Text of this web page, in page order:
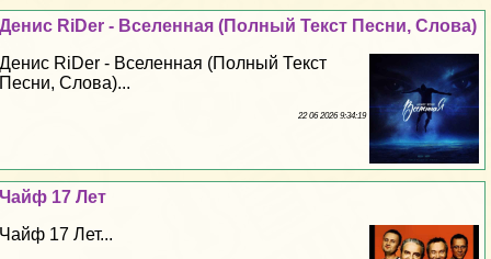
Денис RiDer - Вселенная (Полный Текст Песни, Слова)
Денис RiDer - Вселенная (Полный Текст
Песни, Слова)...
22 06 2026 9:34:19
Чайф 17 Лет
Чайф 17 Лет...